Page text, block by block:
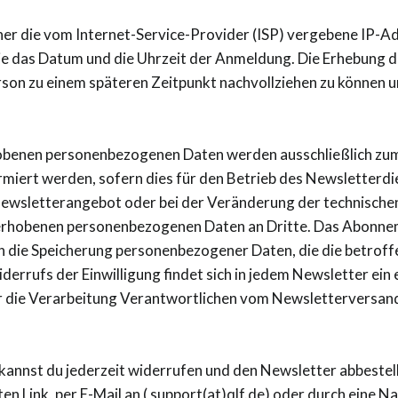
die vom Internet-Service-Provider (ISP) vergebene IP-
Datum und die Uhrzeit der Anmeldung. Die Erhebung
zu einem späteren Zeitpunkt nachvollziehen zu können
personenbezogenen Daten werden ausschließlich
werden, sofern dies für den Betrieb des
oder bei der Veränderung der
personenbezogenen Daten an Dritte. Das
Speicherung personenbezogener Daten, die die
der Einwilligung findet sich in jedem Newsletter
Verarbeitung Verantwortlichen vom
du jederzeit widerrufen und den Newsletter
Link, per E-Mail an (support(at)qlf.de) oder durch eine